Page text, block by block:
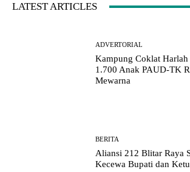
LATEST ARTICLES
ADVERTORIAL
Kampung Coklat
1.700 Anak PAUD-TK
Mewarna
BERITA
Aliansi 212 Blitar Raya
Kecewa Bupati dan